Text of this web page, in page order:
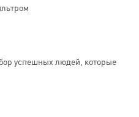
успешных людей, которые